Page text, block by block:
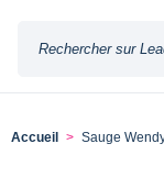
Accueil Sauge